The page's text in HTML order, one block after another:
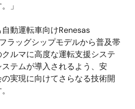
」
動運転車向けRenesas
ラッグシップモデルから普及帯
ルマに高度な運転支援システ
テムが導入されるよう、安
実現に向けてさらなる技術開